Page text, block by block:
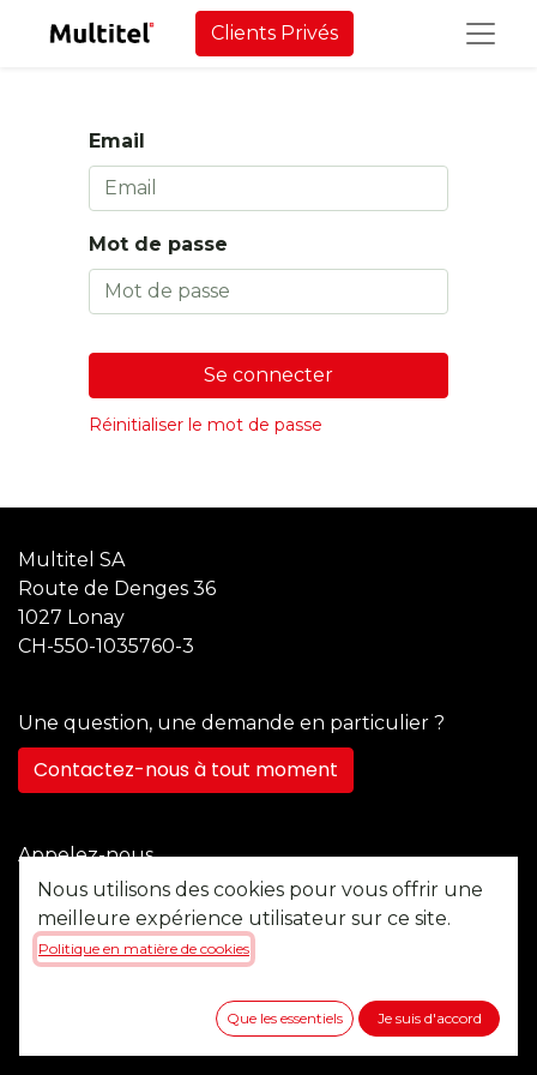
Clients Privés
Email
Mot de passe
Se connecter
Réinitialiser le mot de passe
Multitel SA
Route de Denges 36
1027 Lonay
CH-550-1035760-3
Une question, une demande en particulier ?
Contactez-nous à tout moment
Appelez-nous
+41 21 355 22 45
Envoyez-nous un message
Nous utilisons des cookies pour vous offrir une
meilleure expérience utilisateur sur ce site.
Politique en matière de cookies
Que les essentiels Je suis d'accord